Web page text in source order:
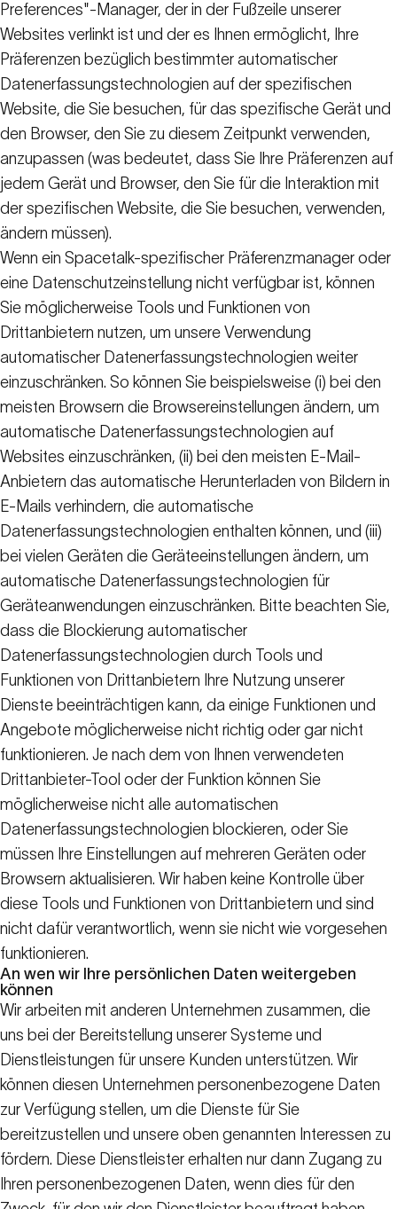
Preferences"-Manager, der in der Fußzeile unserer
Websites verlinkt ist und der es Ihnen ermöglicht, Ihre
Präferenzen bezüglich bestimmter automatischer
Datenerfassungstechnologien auf der spezifischen
Website, die Sie besuchen, für das spezifische Gerät und
den Browser, den Sie zu diesem Zeitpunkt verwenden,
anzupassen (was bedeutet, dass Sie Ihre Präferenzen auf
jedem Gerät und Browser, den Sie für die Interaktion mit
der spezifischen Website, die Sie besuchen, verwenden,
ändern müssen).
Wenn ein Spacetalk-spezifischer Präferenzmanager oder
eine Datenschutzeinstellung nicht verfügbar ist, können
Sie möglicherweise Tools und Funktionen von
Drittanbietern nutzen, um unsere Verwendung
automatischer Datenerfassungstechnologien weiter
einzuschränken. So können Sie beispielsweise (i) bei den
meisten Browsern die Browsereinstellungen ändern, um
automatische Datenerfassungstechnologien auf
Websites einzuschränken, (ii) bei den meisten E-Mail-
Anbietern das automatische Herunterladen von Bildern in
E-Mails verhindern, die automatische
Datenerfassungstechnologien enthalten können, und (iii)
bei vielen Geräten die Geräteeinstellungen ändern, um
automatische Datenerfassungstechnologien für
Geräteanwendungen einzuschränken. Bitte beachten Sie,
dass die Blockierung automatischer
Datenerfassungstechnologien durch Tools und
Funktionen von Drittanbietern Ihre Nutzung unserer
Dienste beeinträchtigen kann, da einige Funktionen und
Angebote möglicherweise nicht richtig oder gar nicht
funktionieren. Je nach dem von Ihnen verwendeten
Drittanbieter-Tool oder der Funktion können Sie
möglicherweise nicht alle automatischen
Datenerfassungstechnologien blockieren, oder Sie
müssen Ihre Einstellungen auf mehreren Geräten oder
Browsern aktualisieren. Wir haben keine Kontrolle über
diese Tools und Funktionen von Drittanbietern und sind
nicht dafür verantwortlich, wenn sie nicht wie vorgesehen
funktionieren.
An wen wir Ihre persönlichen Daten weitergeben
können
Wir arbeiten mit anderen Unternehmen zusammen, die
uns bei der Bereitstellung unserer Systeme und
Dienstleistungen für unsere Kunden unterstützen. Wir
können diesen Unternehmen personenbezogene Daten
zur Verfügung stellen, um die Dienste für Sie
bereitzustellen und unsere oben genannten Interessen zu
fördern. Diese Dienstleister erhalten nur dann Zugang zu
Ihren personenbezogenen Daten, wenn dies für den